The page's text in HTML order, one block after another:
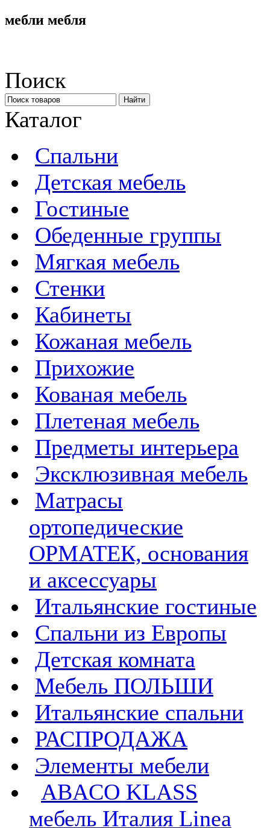
мебли мебля
Поиск
Каталог
Спальни
Детская мебель
Гостиные
Обеденные группы
Мягкая мебель
Стенки
Кабинеты
Кожаная мебель
Прихожие
Кованая мебель
Плетеная мебель
Предметы интерьера
Эксклюзивная мебель
Матрасы
ортопедические
ОРМАТЕК, основания
и аксессуары
Итальянские гостиные
Спальни из Европы
Детская комната
Мебель ПОЛЬШИ
Итальянские спальни
РАСПРОДАЖА
Элементы мебели
ABACO KLASS
мебель Италия Linea